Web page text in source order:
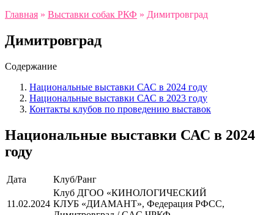
Главная » Выставки собак РКФ » Димитровград
Димитровград
Содержание
Национальные выставки САС в 2024 году
Национальные выставки САС в 2023 году
Контакты клубов по проведению выставок
Национальные выставки САС в 2024
году
Дата Клуб/Ранг
11.02.2024
Клуб ДГОО «КИНОЛОГИЧЕСКИЙ
КЛУБ «ДИАМАНТ», Федерация РФСС,